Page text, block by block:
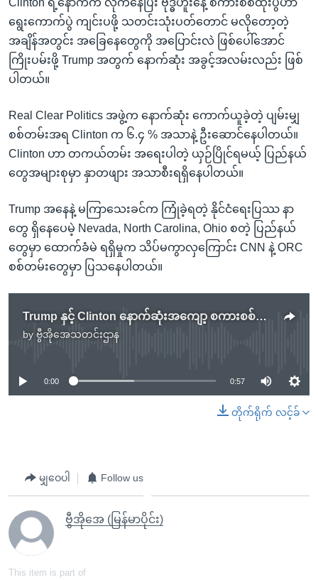
ရွေးကောက်ပွဲ ကျင်းပဖို့ သတင်းသုံးပတ်တောင် မလိုတော့တဲ့
အချိန်အတွင်း အခြေနေတွေကို အပြောင်းလဲ ဖြစ်ပေါ်အောင်
ကြိုးပမ်းဖို့ Trump အတွက် နောက်ဆုံး အခွင့်အလမ်းလည်း ဖြစ်
ပါတယ်။
Real Clear Politics အဖွဲ့က နောက်ဆုံး ကောက်ယူခဲ့တဲ့ ပျမ်းမျှ
စစ်တမ်းအရ Clinton က ၆.၄ % အသာနဲ့ ဦးဆောင်နေပါတယ်။
Clinton ဟာ တကယ်တမ်း အရေးပါတဲ့ ယှဉ်ပြိုင်ရမယ့် ပြည်နယ်
တွေအများစုမှာ နှာတဖျား အသာစီးရရှိနေပါတယ်။
Trump အနေနဲ့ မကြာသေးခင်က ကြုံခဲ့ရတဲ့ နိုင်ငံရေးပြဿ နာ
တွေ ရှိနေပေမဲ့ Nevada, North Carolina, Ohio စတဲ့ ပြည်နယ်
တွေမှာ ထောက်ခံမဲ ရရှိမှုက သိပ်မကွာလှကြောင်း CNN နဲ့ ORC
စစ်တမ်းတွေမှာ ပြသနေပါတယ်။
Trump နှင့် Clinton နောက်ဆုံးအကျော့ စကားစစ်ထိုးပွဲ ဗုဒ္ဒဟူးနေ့ ကျင်းပမည်
by ဗွီအိုအေသတင်းဌာန
No media source currently available
0:00 0:57
တိုက်ရိုက် လင့်ခ်
မျှဝေပါ Follow us
ဗွီအိုအေ (မြန်မာပိုင်း)
This item is part of